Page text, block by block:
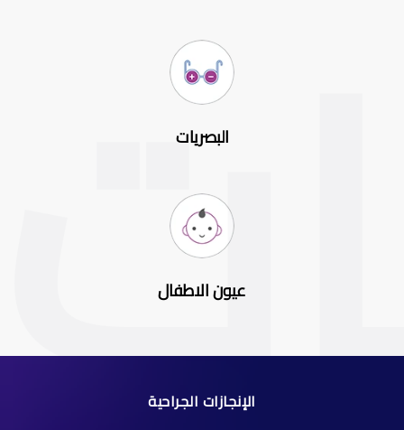
البصريات
عيون الاطفال
الإنجازات الجراحية